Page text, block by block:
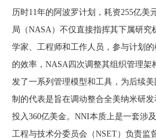
历时11年的阿波罗计划，耗资255亿
局（NASA）不仅直接指挥其下属研
学家、工程师和工作人员，参与计划
的效率，NASA四次调整其组织管理
发了一系列管理模型和工具，为后续
制的代表是旨在调动整合全美纳米研
投入360亿美金。NNI本质上是一套涉
工程与技术分委员会（NSET）负责监